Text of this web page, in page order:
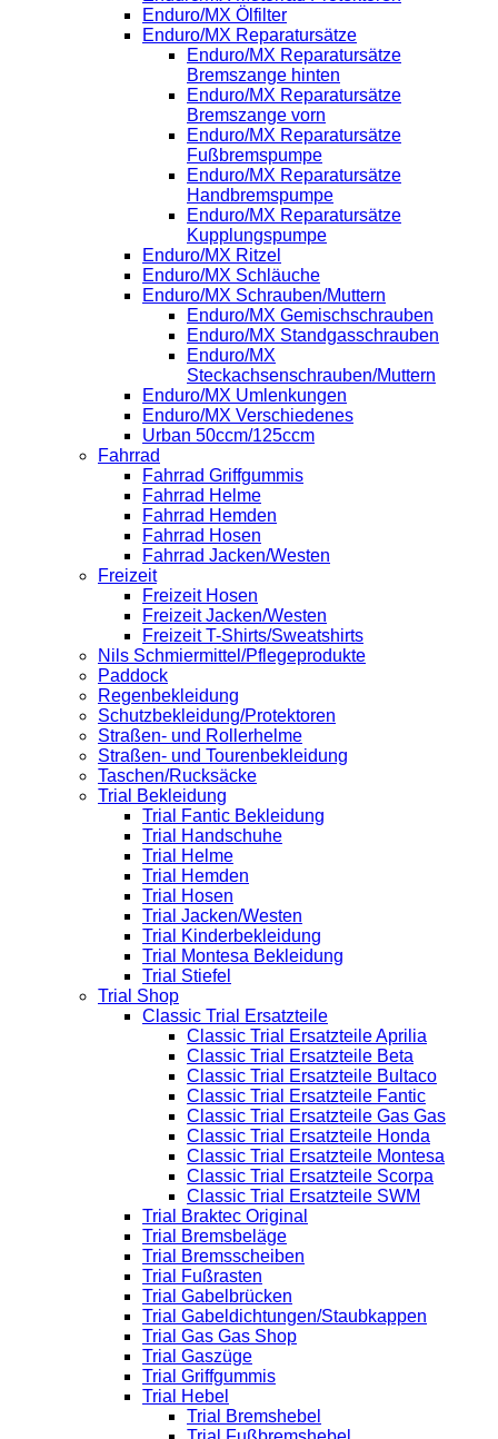
Enduro/MX Ölfilter
Enduro/MX Reparatursätze
Enduro/MX Reparatursätze
Bremszange hinten
Enduro/MX Reparatursätze
Bremszange vorn
Enduro/MX Reparatursätze
Fußbremspumpe
Enduro/MX Reparatursätze
Handbremspumpe
Enduro/MX Reparatursätze
Kupplungspumpe
Enduro/MX Ritzel
Enduro/MX Schläuche
Enduro/MX Schrauben/Muttern
Enduro/MX Gemischschrauben
Enduro/MX Standgasschrauben
Enduro/MX
Steckachsenschrauben/Muttern
Enduro/MX Umlenkungen
Enduro/MX Verschiedenes
Urban 50ccm/125ccm
Fahrrad
Fahrrad Griffgummis
Fahrrad Helme
Fahrrad Hemden
Fahrrad Hosen
Fahrrad Jacken/Westen
Freizeit
Freizeit Hosen
Freizeit Jacken/Westen
Freizeit T-Shirts/Sweatshirts
Nils Schmiermittel/Pflegeprodukte
Paddock
Regenbekleidung
Schutzbekleidung/Protektoren
Straßen- und Rollerhelme
Straßen- und Tourenbekleidung
Taschen/Rucksäcke
Trial Bekleidung
Trial Fantic Bekleidung
Trial Handschuhe
Trial Helme
Trial Hemden
Trial Hosen
Trial Jacken/Westen
Trial Kinderbekleidung
Trial Montesa Bekleidung
Trial Stiefel
Trial Shop
Classic Trial Ersatzteile
Classic Trial Ersatzteile Aprilia
Classic Trial Ersatzteile Beta
Classic Trial Ersatzteile Bultaco
Classic Trial Ersatzteile Fantic
Classic Trial Ersatzteile Gas Gas
Classic Trial Ersatzteile Honda
Classic Trial Ersatzteile Montesa
Classic Trial Ersatzteile Scorpa
Classic Trial Ersatzteile SWM
Trial Braktec Original
Trial Bremsbeläge
Trial Bremsscheiben
Trial Fußrasten
Trial Gabelbrücken
Trial Gabeldichtungen/Staubkappen
Trial Gas Gas Shop
Trial Gaszüge
Trial Griffgummis
Trial Hebel
Trial Bremshebel